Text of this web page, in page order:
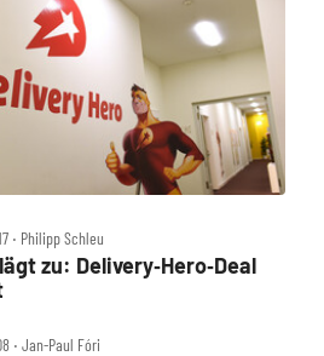
‧ Philipp Schleu
zu: Delivery‑Hero‑Deal
‧ Jan-Paul Fóri